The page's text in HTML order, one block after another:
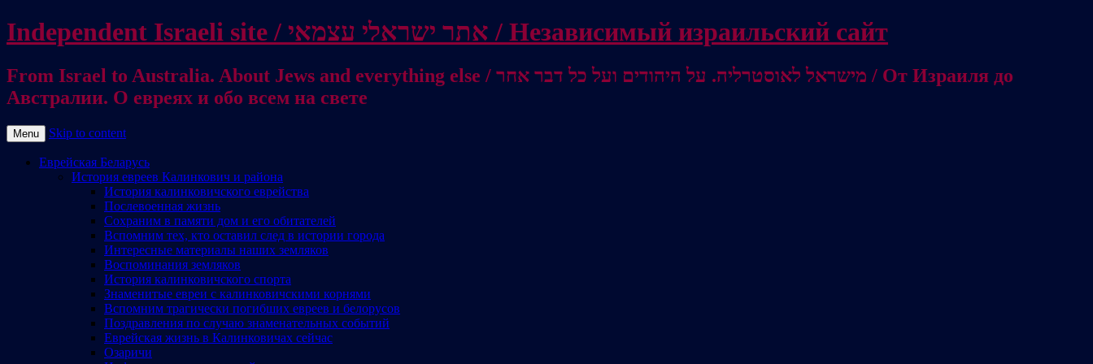
Independent Israeli site / אתר ישראלי עצמאי / Независимый израильский сайт
From Israel to Australia. About Jews and everything else / מישראל לאוסטרליה. על היהודים ועל כל דבר אחר / От Израиля до
Австралии. О евреях и обо всем на свете
Menu Skip to content
Еврейская Беларусь
История евреев Калинкович и района
История калинковичского еврейства
Послевоенная жизнь
Сохраним в памяти дом и его обитателей
Вспомним тех, кто оставил след в истории города
Интересные материалы наших земляков
Воспоминания земляков
История калинковичского спорта
Знаменитые евреи с калинковичскими корнями
Вспомним трагически погибших евреев и белорусов
Поздравления по случаю знаменательных событий
Еврейская жизнь в Калинковичах сейчас
Озаричи